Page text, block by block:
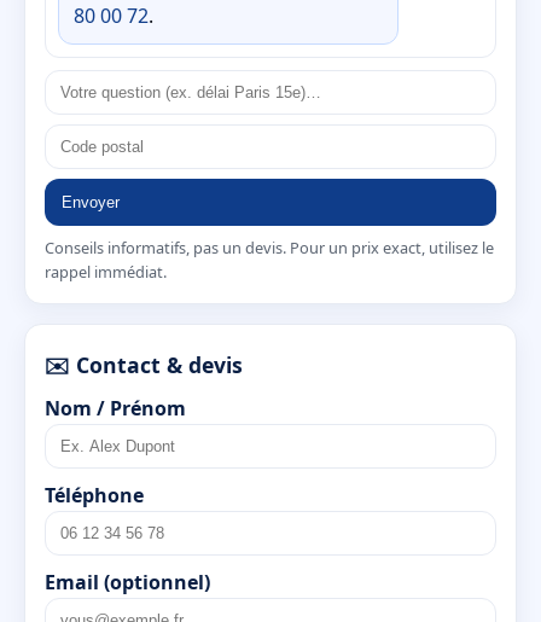
80 00 72.
Envoyer
Conseils informatifs, pas un devis. Pour un prix exact, utilisez le
rappel immédiat.
✉️ Contact & devis
Nom / Prénom
Téléphone
Email (optionnel)